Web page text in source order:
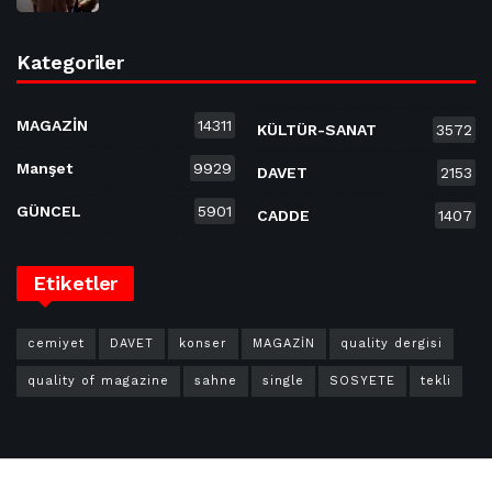
Kategoriler
MAGAZİN 14311
Manşet 9929
GÜNCEL 5901
KÜLTÜR-SANAT 3572
DAVET 2153
CADDE 1407
Etiketler
cemiyet DAVET konser MAGAZİN quality dergisi
quality of magazine sahne single SOSYETE tekli